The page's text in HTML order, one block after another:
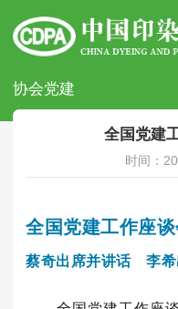
协会党建
全国党建
时间：
全国党建工作座
蔡奇出席并讲话 李